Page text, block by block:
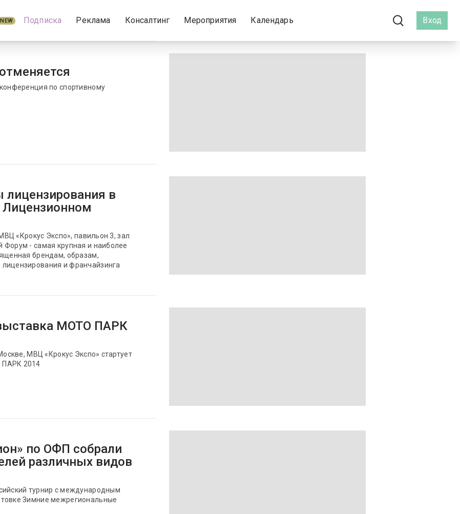
NEW Подписка Реклама Консалтинг Мероприятия Календарь Вход
по спортивному
лицензирования в
Лицензионном
«Крокус Экспо», павильон 3, зал
Форум - самая крупная и наиболее
брендам, образам,
и франчайзинга
МОТО ПАРК
МВЦ «Крокус Экспо» стартует
ПАРК 2014
по ОФП собрали
различных видов
турнир с международным
Зимние межрегиональные